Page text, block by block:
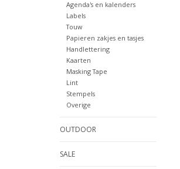
Agenda's en kalenders
Labels
Touw
Papieren zakjes en tasjes
Handlettering
Kaarten
Masking Tape
Lint
Stempels
Overige
OUTDOOR
SALE